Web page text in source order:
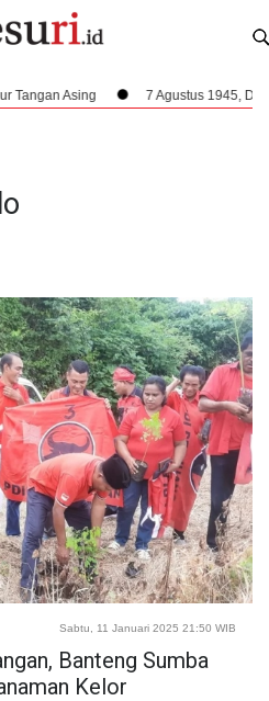
Asing 7 Agustus 1945, Dampak
Sabtu, 11 Januari 2025 21:50 WIB
Banteng Sumba
Kelor